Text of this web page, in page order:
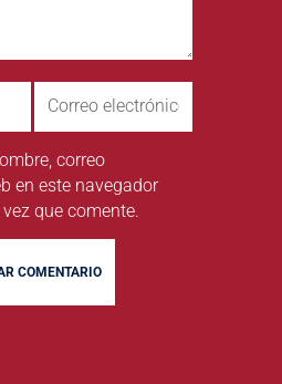
correo
en este navegador
que comente.
COMENTARIO